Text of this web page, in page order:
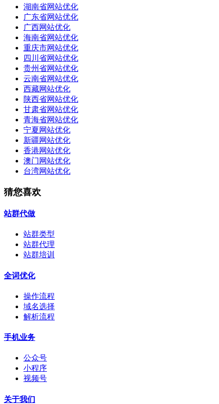
湖南省网站优化
广东省网站优化
广西网站优化
海南省网站优化
重庆市网站优化
四川省网站优化
贵州省网站优化
云南省网站优化
西藏网站优化
陕西省网站优化
甘肃省网站优化
青海省网站优化
宁夏网站优化
新疆网站优化
香港网站优化
澳门网站优化
台湾网站优化
猜您喜欢
站群代做
站群类型
站群代理
站群培训
全词优化
操作流程
域名选择
解析流程
手机业务
公众号
小程序
视频号
关于我们